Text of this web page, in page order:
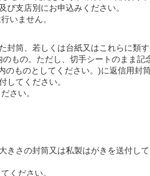
支店別にお申込みください。
いません。
封筒、若しくは台紙又はこれらに類す
もの。ただし、切手シートのまま記
のものとしてください。)に返信用封
してください。
さい。
きさの封筒又は私製はがきを送付して
ください。